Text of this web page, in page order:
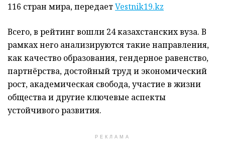
116 стран мира, передаетVestnik19.kz
Всего, в рейтинг вошли 24 казахстанских вуза. В
рамках него анализируются такие направления,
как качество образования, гендерное равенство,
партнёрства, достойный труд и экономический
рост, академическая свобода, участие в жизни
общества и другие ключевые аспекты
устойчивого развития.
РЕКЛАМА